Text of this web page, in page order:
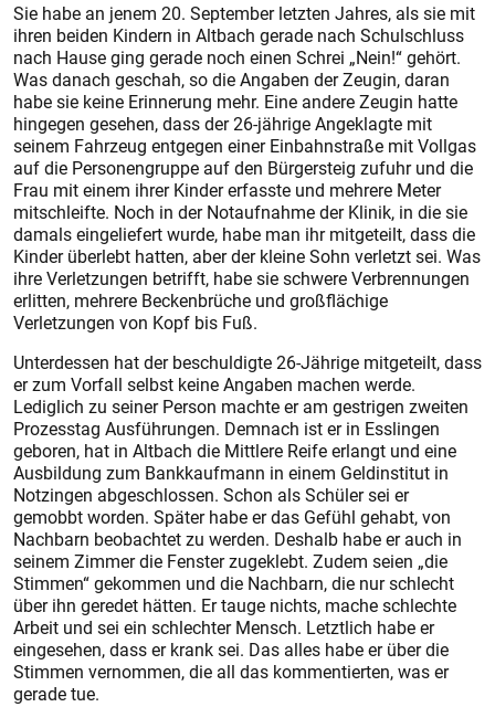
Sie habe an jenem 20. September letzten Jahres, als sie mit
ihren beiden Kindern in Altbach gerade nach Schulschluss
nach Hause ging gerade noch einen Schrei „Nein!“ gehört.
Was danach geschah, so die Angaben der Zeugin, daran
habe sie keine Erinnerung mehr. Eine andere Zeugin hatte
hingegen gesehen, dass der 26-jährige Angeklagte mit
seinem Fahrzeug entgegen einer Einbahnstraße mit Vollgas
auf die Personengruppe auf den Bürgersteig zufuhr und die
Frau mit einem ihrer Kinder erfasste und mehrere Meter
mitschleifte. Noch in der Notaufnahme der Klinik, in die sie
damals eingeliefert wurde, habe man ihr mitgeteilt, dass die
Kinder überlebt hatten, aber der kleine Sohn verletzt sei. Was
ihre Verletzungen betrifft, habe sie schwere Verbrennungen
erlitten, mehrere Beckenbrüche und großflächige
Verletzungen von Kopf bis Fuß.
Unterdessen hat der beschuldigte 26-Jährige mitgeteilt, dass
er zum Vorfall selbst keine Angaben machen werde.
Lediglich zu seiner Person machte er am gestrigen zweiten
Prozesstag Ausführungen. Demnach ist er in Esslingen
geboren, hat in Altbach die Mittlere Reife erlangt und eine
Ausbildung zum Bankkaufmann in einem Geldinstitut in
Notzingen abgeschlossen. Schon als Schüler sei er
gemobbt worden. Später habe er das Gefühl gehabt, von
Nachbarn beobachtet zu werden. Deshalb habe er auch in
seinem Zimmer die Fenster zugeklebt. Zudem seien „die
Stimmen“ gekommen und die Nachbarn, die nur schlecht
über ihn geredet hätten. Er tauge nichts, mache schlechte
Arbeit und sei ein schlechter Mensch. Letztlich habe er
eingesehen, dass er krank sei. Das alles habe er über die
Stimmen vernommen, die all das kommentierten, was er
gerade tue.